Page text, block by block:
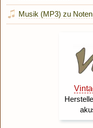
Musik (MP3) zu Noten